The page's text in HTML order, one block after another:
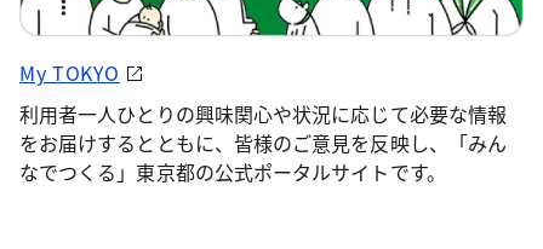
My TOKYO
利用者一人ひとりの興味関心や状況に応じて必要な情報
をお届けするとともに、皆様のご意見を反映し、「みん
なでつくる」東京都の公式ポータルサイトです。